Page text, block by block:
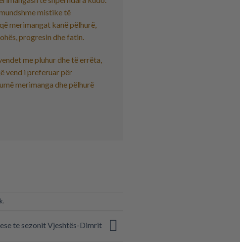
mistike të
merimangat kanë pëlhurë,
progresin dhe fatin.
me pluhur dhe të errëta,
vend i preferuar për
merimanga dhe pëlhurë
.
te sezonit Vjeshtës-Dimrit